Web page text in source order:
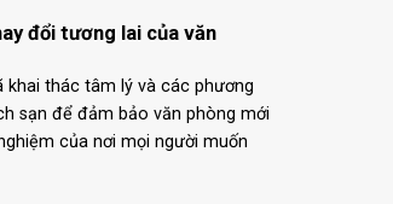
đổi tương lai của văn
khai thác tâm lý và các phương
sạn để đảm bảo văn phòng mới
của nơi mọi người muốn